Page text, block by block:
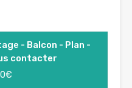
- Balcon - Plan -
contacter